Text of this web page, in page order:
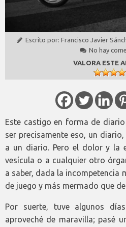
Escrito por: Francisco Javier
No hay
VALORA ESTE
Este castigo en forma de
ser precisamente eso, un
a un diario. Pero el dolor y la
vesícula o a cualquier otro
a saber, dada la incompetencia
de juego y más mermado que
Por suerte, tuve algunos
aproveché de maravilla; pasé